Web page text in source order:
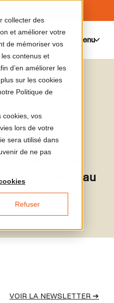
collecter des
et améliorer votre
de mémoriser vos
contenus et
d’en améliorer les
sur les cookies
Politique de
cookies, vos
lors de votre
sera utilisé dans
de ne pas
Refuser
Menu
LUMA
actualités,
que
ou accueille au
ailleurs,
newsletter.
VOIR LA NEWSLETTER ➔